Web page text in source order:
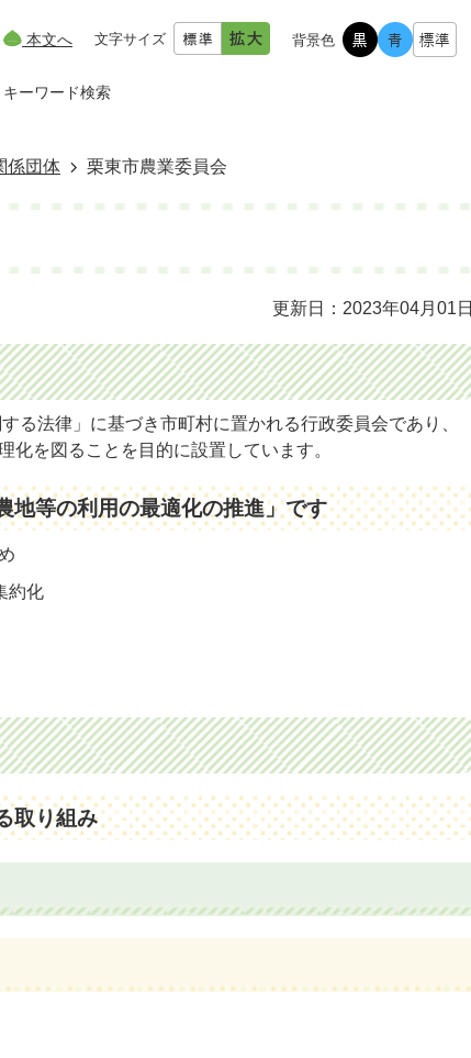
本文へ 文字サイズ 背景色
キーワード検索
係団体 栗東市農業委員会
更新日：2023年04月01日
る法律」に基づき市町村に置かれる行政委員会であり、
化を図ることを目的に設置しています。
地等の利用の最適化の推進」です
約化
取り組み